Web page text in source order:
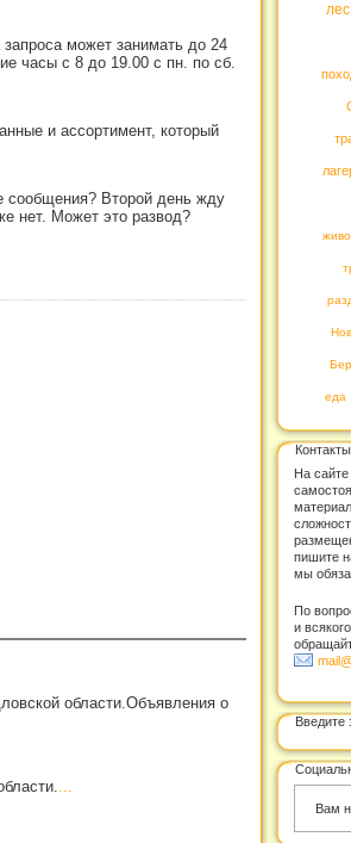
может занимать до 24
часы с 8 до 19.00 с пн. по сб.
и ассортимент, который
сообщения? Второй день жду
нет. Может это развод?
области.Объявления о
...
лес
еда
Контакты
На
пишите
мы
По
и
Введите
Вам